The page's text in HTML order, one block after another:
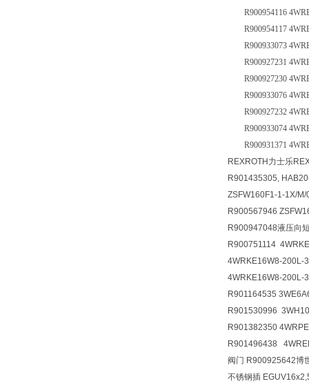
R900954116
R900954117
R900933073
R900927231
R900927230
R900933076
R900927232
R900933074
R900931371
REXROTH力士乐
R901435305,
ZSFW160F1-1-1X/
R900567946
R900947048液压向
R900751114
4WRKE16W8-200L-
4WRKE16W8-200L-
R901164535
R901530996
R901382350
R901496438
阀门 R900925642博
不锈钢插